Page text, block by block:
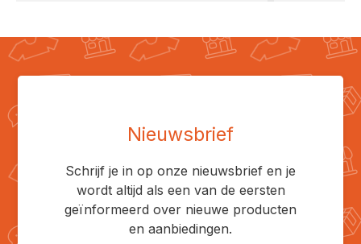
Nieuwsbrief
Schrijf je in op onze nieuwsbrief en je
wordt altijd als een van de eersten
geïnformeerd over nieuwe producten
en aanbiedingen.